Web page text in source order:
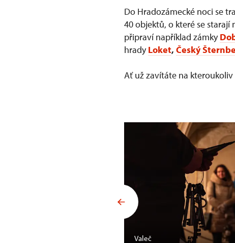
Do Hradozámecké noci se
40 objektů, o které se
připraví například zámky
hradyLoket, Český
Ať už zavítáte na
Valeč